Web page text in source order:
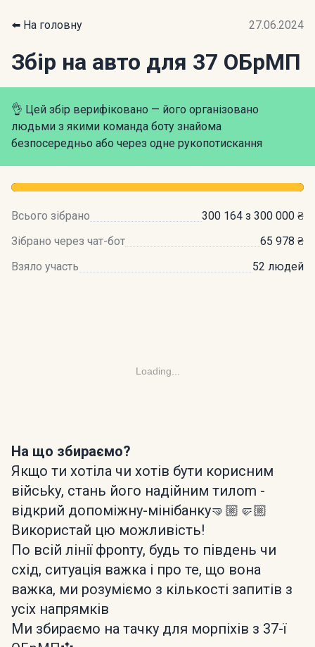
⬅️ На головну 27.06.2024
Збір на авто для 37 ОБрМП
👌 Цей збір верифіковано — його організовано
людьми з якими команда боту знайома
безпосередньо або через одне рукопотискання
Всього зібрано
300 164 з 300 000 ₴
Зібрано через чат-бот
65 978 ₴
Взяло участь
52 людей
Loading...
На що збираємо?
Якщо ти хотіла чи хотів бути корисним
війсьkу, стань його надійним тилоm -
відкрий допоміжну-мінібанку🤜🏼🤛🏼
Використай цю можливість!
По всій лінії фроnту, будь то південь чи
схід, ситуація важка і про те, що вона
важка, ми розуміємо з кількості запитів з
усіх напрямків
Ми збираємо на тачку для морпіхів з 37-ї